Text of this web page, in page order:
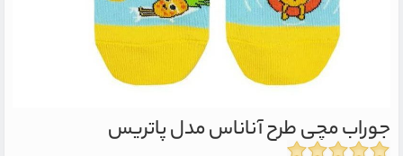
جوراب مچی طرح آناناس مدل پاتریس